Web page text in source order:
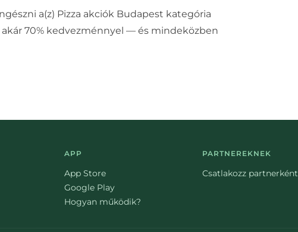
a(z) Pizza akciók Budapest kategória
70% kedvezménnyel — és mindeközben
APP
App Store
Google Play
Hogyan működik?
PARTNEREKNEK
Csatlakozz partnerként